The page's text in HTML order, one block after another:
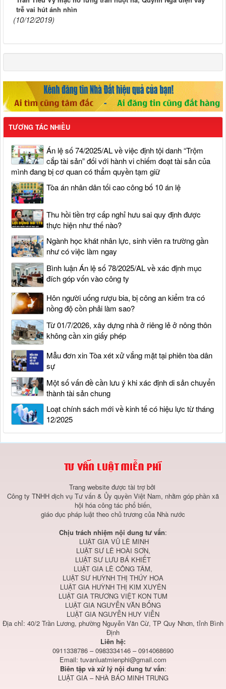
trễ vai hút ánh nhìn
(10/12/2019)
TƯƠNG TÁC NHIỀU
Án lệ số 74/2025/AL về việc định tội danh “Trộm
cắp tài sản” đối với hành vi chiếm đoạt tài sản của
mình đang bị cơ quan có thẩm quyền tạm giữ
Tòa án nhân dân tối cao công bố 10 án lệ
Thu hồi tiền trợ cấp nghỉ hưu sai quy định được
thực hiện như thế nào?
Ngành học khát nhân lực, sinh viên ra trường gần
như có việc làm ngay
Bình luận Án lệ số 78/2025/AL về xác định mục
đích góp vốn vào công ty
Hôn người uống rượu bia, bị công an kiểm tra có
nồng độ cồn phải làm sao?
Từ 01/7/2026, xây dựng nhà ở riêng lẻ ở nông thôn
không cần xin giấy phép
Mẫu đơn xin Tòa xét xử vắng mặt tại phiên tòa dân
sự
Một số vấn đề cần lưu ý khi xác định di sản chuyển
thành tài sản chung
Loạt chính sách mới về kinh tế có hiệu lực từ tháng
12/2025
Trang website được tài trợ bởi
Công ty TNHH dịch vụ Tư vấn & Ủy quyền Việt Nam, nhằm góp phần xã
hội hóa công tác phổ biến,
giáo dục pháp luật theo chủ trương của Nhà nước
Chịu trách nhiệm nội dung tư vấn:
LUẬT GIA VŨ LÊ MINH
LUẬT SƯ LÊ HOÀI SƠN,
LUẬT SƯ LƯU BÁ KHIẾT
LUẬT GIA LÊ CÔNG TÂM,
LUẬT SƯ HUỲNH THỊ THÚY HOA
LUẬT GIA HUỲNH THỊ KIM XUYÊN
LUẬT GIA TRƯƠNG VIỆT KON TUM
LUẬT GIA NGUYỄN VĂN BỔNG
LUẬT GIA NGUYỄN HUY VIỄN
Địa chỉ: 40/2 Trần Lương, phường Nguyễn Văn Cừ, TP Quy Nhơn, tỉnh Bình
Định
Liên hệ:
0911338786 – 0983334146 – 0914068690
Email: tuvanluatmienphi@gmail.com
Biên tập và xử lý nội dung tư vấn:
LUẬT GIA – NHÀ BÁO MINH TRUNG